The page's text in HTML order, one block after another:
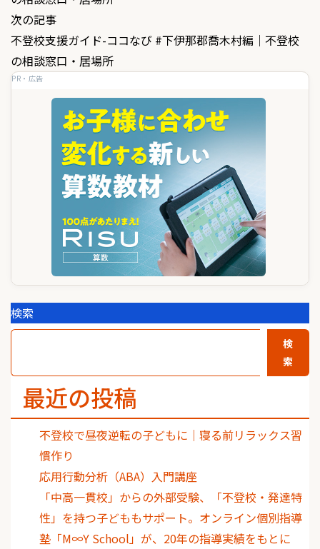
ナ
ビ
ゲ
次の記事
不登校支援ガイド-ココなび #下伊那郡喬木村編｜不登校
の相談窓口・居場所
PR・広告
検索
検
索
最近の投稿
不登校で昼夜逆転の子どもに｜寝る前リラックス習
慣作り
応用行動分析（ABA）入門講座
「中高一貫校」からの外部受験、「不登校・発達特
性」を持つ子どももサポート。オンライン個別指導
塾「M∞Y School」が、20年の指導実績をもとに